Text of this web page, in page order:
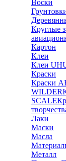
Воски
Круглые
Картон
Клеи
Клеи
Краски
Краски
WILDER
SCALE
Лаки
Маски
Масла
Металл